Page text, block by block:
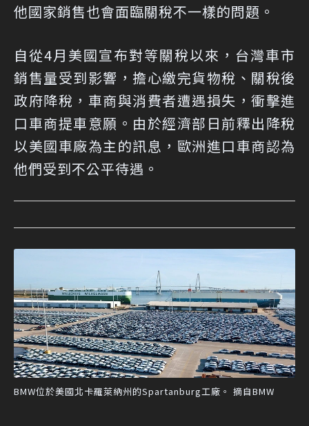
他國家銷售也會面臨關稅不一樣的問題。
自從4月美國宣布對等關稅以來，台灣車市
銷售量受到影響，擔心繳完貨物稅、關稅後
政府降稅，車商與消費者遭遇損失，衝擊進
口車商提車意願。由於經濟部日前釋出降稅
以美國車廠為主的訊息，歐洲進口車商認為
他們受到不公平待遇。
BMW位於美國北卡羅萊納州的Spartanburg工廠。 摘自BMW